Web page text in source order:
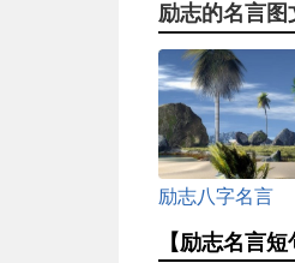
励志的名言图
励志八字名言
【励志名言